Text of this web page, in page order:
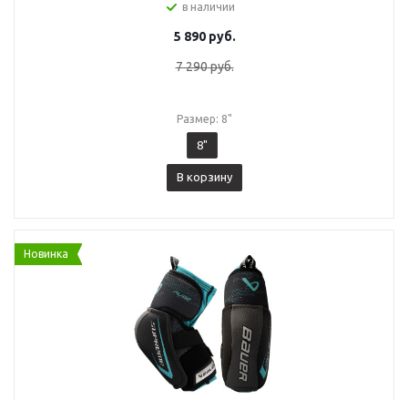
в наличии
5 890руб.
7 290руб.
Размер: 8"
8"
В корзину
Новинка